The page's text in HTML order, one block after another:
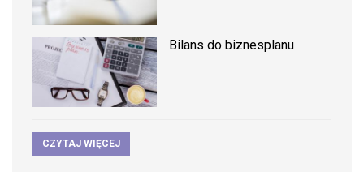
Bilans do biznesplanu
CZYTAJ WIĘCEJ